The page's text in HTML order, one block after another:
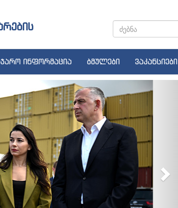
ინფორმაცია ბმულები ვაკანსიები